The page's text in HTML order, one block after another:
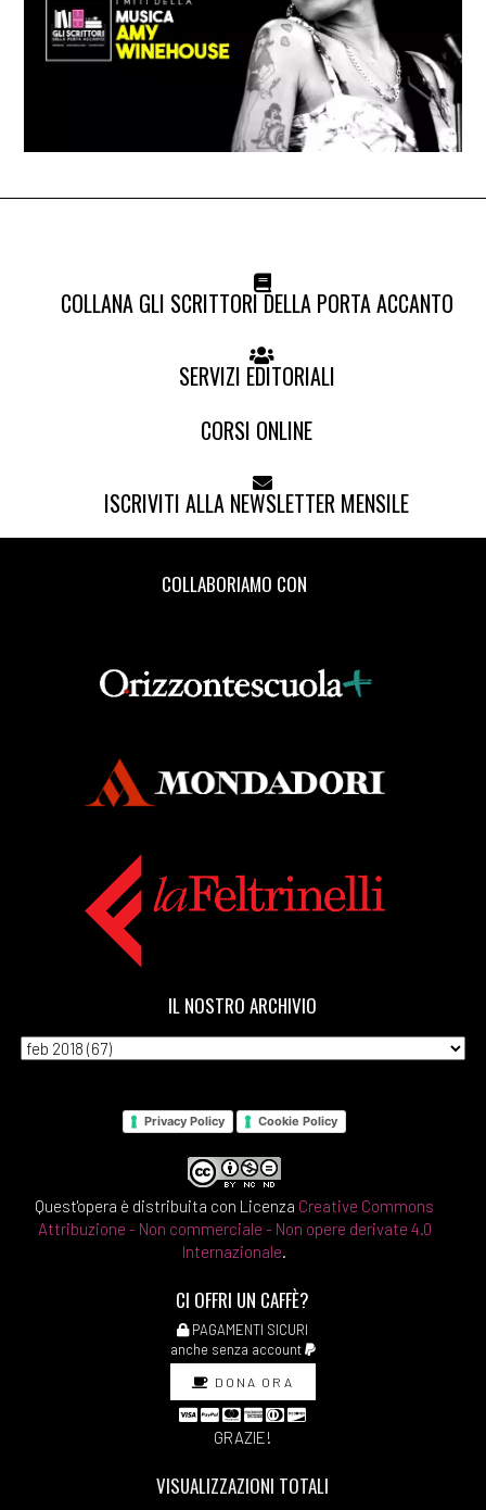
COLLANA GLI SCRITTORI DELLA PORTA ACCANTO
SERVIZI EDITORIALI
CORSI ONLINE
ISCRIVITI ALLA NEWSLETTER MENSILE
COLLABORIAMO CON
IL NOSTRO ARCHIVIO
Privacy Policy Cookie Policy
Quest'opera è distribuita con Licenza Creative Commons
Attribuzione - Non commerciale - Non opere derivate 4.0
Internazionale.
CI OFFRI UN CAFFÈ?
PAGAMENTI SICURI
anche senza account
DONA ORA
GRAZIE!
VISUALIZZAZIONI TOTALI